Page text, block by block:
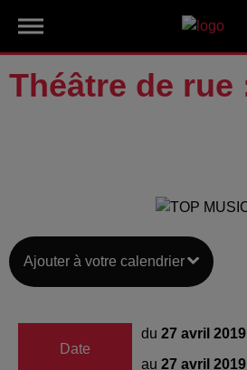
Théâtre de rue
Ajouter à votre calendrier
Date
du 27 avril
au 27 avril